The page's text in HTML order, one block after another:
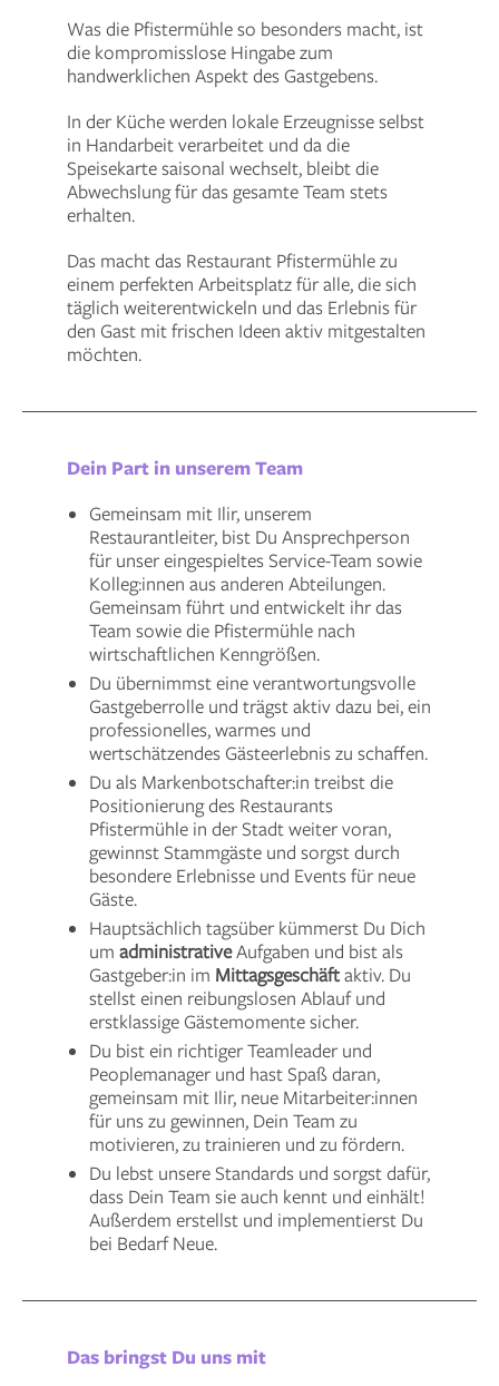
Was die Pfistermühle so besonders macht, ist
die kompromisslose Hingabe zum
handwerklichen Aspekt des Gastgebens.
In der Küche werden lokale Erzeugnisse selbst
in Handarbeit verarbeitet und da die
Speisekarte saisonal wechselt, bleibt die
Abwechslung für das gesamte Team stets
erhalten.
Das macht das Restaurant Pfistermühle zu
einem perfekten Arbeitsplatz für alle, die sich
täglich weiterentwickeln und das Erlebnis für
den Gast mit frischen Ideen aktiv mitgestalten
möchten.
Dein Part in unserem Team
Gemeinsam mit Ilir, unserem
Restaurantleiter, bist Du Ansprechperson
für unser eingespieltes Service-Team sowie
Kolleg:innen aus anderen Abteilungen.
Gemeinsam führt und entwickelt ihr das
Team sowie die Pfistermühle nach
wirtschaftlichen Kenngrößen.
Du übernimmst eine verantwortungsvolle
Gastgeberrolle und trägst aktiv dazu bei, ein
professionelles, warmes und
wertschätzendes Gästeerlebnis zu schaffen.
Du als Markenbotschafter:in treibst die
Positionierung des Restaurants
Pfistermühle in der Stadt weiter voran,
gewinnst Stammgäste und sorgst durch
besondere Erlebnisse und Events für neue
Gäste.
Hauptsächlich tagsüber kümmerst Du Dich
um administrativeAufgaben und bist als
Gastgeber:in im Mittagsgeschäftaktiv. Du
stellst einen reibungslosen Ablauf und
erstklassige Gästemomente sicher.
Du bist ein richtiger Teamleader und
Peoplemanager und hast Spaß daran,
gemeinsam mit Ilir, neue Mitarbeiter:innen
für uns zu gewinnen, Dein Team zu
motivieren, zu trainieren und zu fördern.
Du lebst unsere Standards und sorgst dafür,
dass Dein Team sie auch kennt und einhält!
Außerdem erstellst und implementierst Du
bei Bedarf Neue.
Das bringst Du uns mit